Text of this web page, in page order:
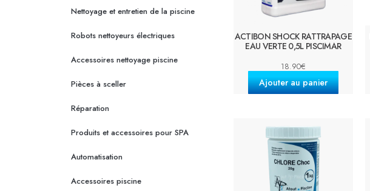
Nettoyage et entretien de la piscine
Robots nettoyeurs électriques
Accessoires nettoyage piscine
Pièces à sceller
Réparation
Produits et accessoires pour SPA
Automatisation
Accessoires piscine
ACTIBON SHOCK RATTRAPAGE
EAU VERTE 0,5L PISCIMAR
18.90€
Ajouter au panier